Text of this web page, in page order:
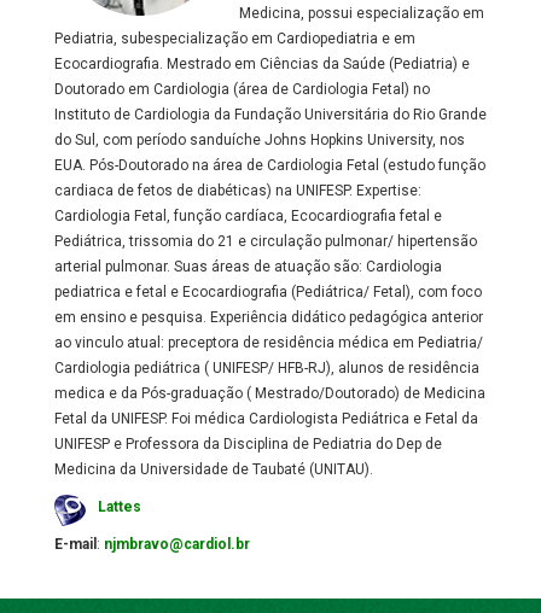
Medicina, possui especialização em
Pediatria, subespecialização em Cardiopediatria e em
Ecocardiografia. Mestrado em Ciências da Saúde (Pediatria) e
Doutorado em Cardiologia (área de Cardiologia Fetal) no
Instituto de Cardiologia da Fundação Universitária do Rio Grande
do Sul, com período sanduíche Johns Hopkins University, nos
EUA. Pós-Doutorado na área de Cardiologia Fetal (estudo função
cardiaca de fetos de diabéticas) na UNIFESP. Expertise:
Cardiologia Fetal, função cardíaca, Ecocardiografia fetal e
Pediátrica, trissomia do 21 e circulação pulmonar/ hipertensão
arterial pulmonar. Suas áreas de atuação são: Cardiologia
pediatrica e fetal e Ecocardiografia (Pediátrica/ Fetal), com foco
em ensino e pesquisa. Experiência didático pedagógica anterior
ao vinculo atual: preceptora de residência médica em Pediatria/
Cardiologia pediátrica ( UNIFESP/ HFB-RJ), alunos de residência
medica e da Pós-graduação ( Mestrado/Doutorado) de Medicina
Fetal da UNIFESP. Foi médica Cardiologista Pediátrica e Fetal da
UNIFESP e Professora da Disciplina de Pediatria do Dep de
Medicina da Universidade de Taubaté (UNITAU).
Lattes
E-mail : njmbravo@cardiol.br